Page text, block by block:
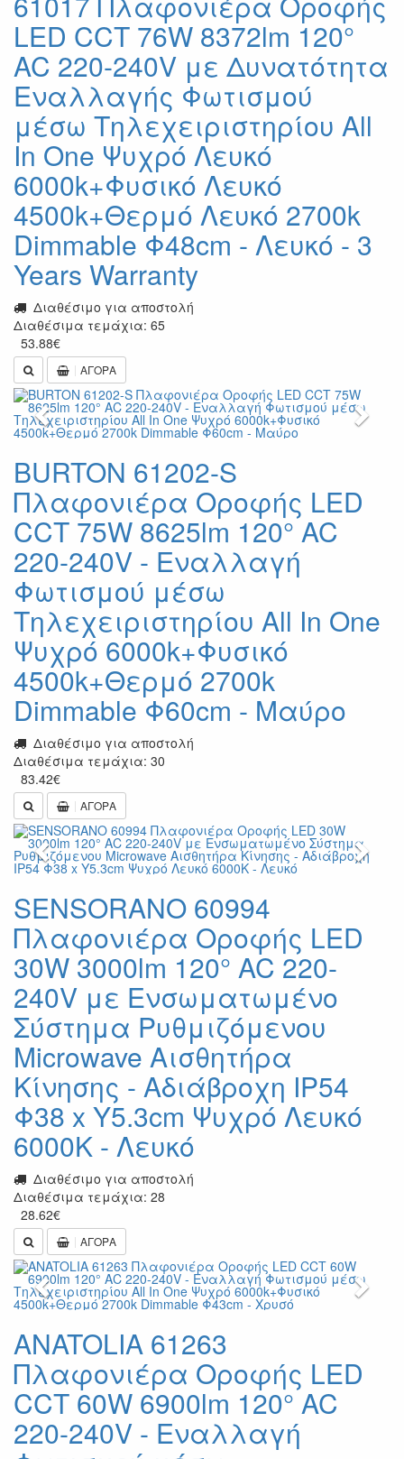
LED CCT 76W 8372lm 120°
AC 220-240V με Δυνατότητα
Εναλλαγής Φωτισμού
μέσω Τηλεχειριστηρίου All
In One Ψυχρό Λευκό
6000k+Φυσικό Λευκό
4500k+Θερμό Λευκό 2700k
Dimmable Φ48cm - Λευκό - 3
Years Warranty
Διαθέσιμο για αποστολή
Διαθέσιμα τεμάχια: 65
53.88€
ΑΓΟΡΑ
Previous Next
BURTON 61202-S
Πλαφονιέρα Οροφής LED
CCT 75W 8625lm 120° AC
220-240V - Εναλλαγή
Φωτισμού μέσω
Τηλεχειριστηρίου All In One
Ψυχρό 6000k+Φυσικό
4500k+Θερμό 2700k
Dimmable Φ60cm - Μαύρο
Διαθέσιμο για αποστολή
Διαθέσιμα τεμάχια: 30
83.42€
ΑΓΟΡΑ
Previous Next
SENSORANO 60994
Πλαφονιέρα Οροφής LED
30W 3000lm 120° AC 220-
240V με Ενσωματωμένο
Σύστημα Ρυθμιζόμενου
Microwave Αισθητήρα
Κίνησης - Αδιάβροχη IP54
Φ38 x Υ5.3cm Ψυχρό Λευκό
6000K - Λευκό
Διαθέσιμο για αποστολή
Διαθέσιμα τεμάχια: 28
28.62€
ΑΓΟΡΑ
Previous Next
ANATOLIA 61263
Πλαφονιέρα Οροφής LED
CCT 60W 6900lm 120° AC
220-240V - Εναλλαγή